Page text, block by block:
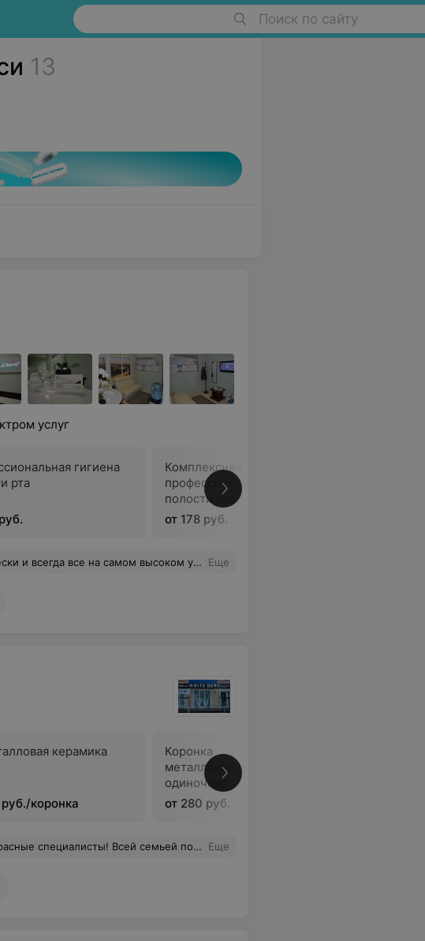
Поиск по сайту
13
услуг
гигиена
рта
Комплексная
профессиональная гигиена
полости рта
от 178 руб.
Анне Владимировне за ее профессионализм. Всегда поможет мне и назначит необходимое лечение. Спасибо! Еще
керамика
коронка
Коронка
металлокерамическая
одиночная
от 280 руб.
Всей семьей пользуемся услугами! Еще